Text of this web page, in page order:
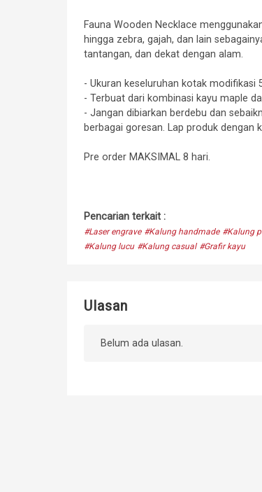
Fauna Wooden Necklace
hingga zebra, gajah, dan lain
tantangan, dan dekat dengan alam.
- Ukuran keseluruhan kotak modifikasi
- Terbuat dari kombinasi kayu maple
- Jangan dibiarkan berdebu dan
berbagai goresan. Lap produk dengan
Pre order MAKSIMAL 8 hari.
Pencarian terkait :
#Laser engrave #Kalung handmade #Kalung
#Kalung lucu #Kalung casual #Grafir kayu
Ulasan
Belum ada ulasan.